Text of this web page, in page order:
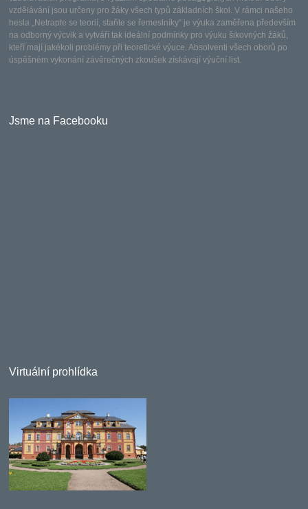
vzdělávání jsou určeny pro žáky všech typů základních škol. V rámci našeho
hesla „Netrapte se teorií, staňte se řemeslníky“ je výuka zaměřena především
na odborný výcvik a vytváří tak ideální podmínky pro výuku šikovných žáků,
kteří mají jakékoli problémy při teoretické výuce. Absolventi všech oborů po
úspěšném vykonání závěrečných zkoušek získávají výuční list.
Jsme na Facebooku
Virtuální prohlídka